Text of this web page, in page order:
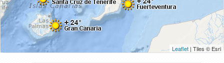
Leaflet | Tiles © Esri